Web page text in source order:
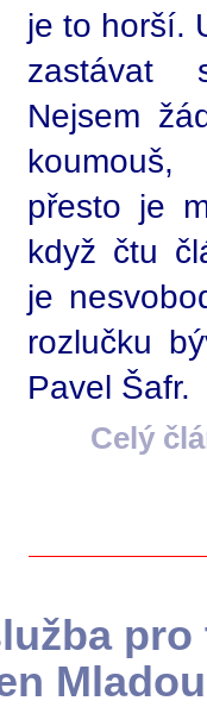
je to horší.
zastávat
Nejsem
přesto je
když čtu
je
rozlučku
Pavel Šafr.
Celý
pro